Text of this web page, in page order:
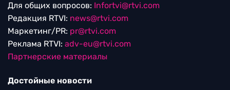
Для общих вопросов: Infortvi@rtvi.com
Редакция RTVI: news@rtvi.com
Маркетинг/PR: pr@rtvi.com
Реклама RTVI: adv-eu@rtvi.com
Партнерские материалы
Достойные новости